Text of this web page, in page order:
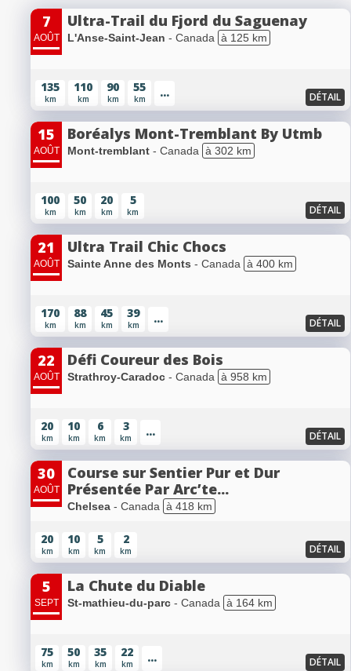
7
AOÛT
Ultra-Trail du Fjord du Saguenay
L'Anse-Saint-Jean - Canada à 125 km
135
km
110
km
90
km
55
km ... DÉTAIL
15
AOÛT
Boréalys Mont-Tremblant By Utmb
Mont-tremblant - Canada à 302 km
100
km
50
km
20
km
5
km DÉTAIL
21
AOÛT
Ultra Trail Chic Chocs
Sainte Anne des Monts - Canada à 400 km
170
km
88
km
45
km
39
km ... DÉTAIL
22
AOÛT
Défi Coureur des Bois
Strathroy-Caradoc - Canada à 958 km
20
km
10
km
6
km
3
km ... DÉTAIL
30
AOÛT
Course sur Sentier Pur et Dur
Présentée Par Arc’te...
Chelsea - Canada à 418 km
20
km
10
km
5
km
2
km DÉTAIL
5
SEPT
La Chute du Diable
St-mathieu-du-parc - Canada à 164 km
75
km
50
km
35
km
22
km ... DÉTAIL